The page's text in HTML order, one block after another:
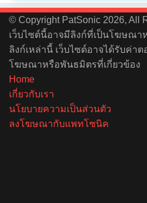
© Copyright PatSonic 2026, All
เว็บไซต์นี้อาจมีลิงก์ที่เป็นโฆษณ
ลิงก์เหล่านี้ เว็บไซต์อาจได้รับค่า
โฆษณาหรือพันธมิตรที่เกี่ยวข้อง
Home
เกี่ยวกับเรา
นโยบายความเป็นส่วนตัว
ลงโฆษณากับแพทโซนิค